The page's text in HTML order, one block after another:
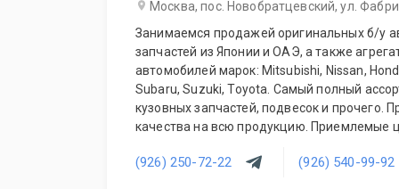
Москва, пос. Новобратцевский, ул.
Занимаемся продажей оригинальных б/у
запчастей из Японии и ОАЭ, а также
автомобилей марок: Mitsubishi, Nissan,
Subaru, Suzuki, Toyota. Самый полный
кузовных запчастей, подвесок и прочего.
качества на всю продукцию. Приемлемые
ежедневно!
(926) 250-72-22 (926) 540-99-92